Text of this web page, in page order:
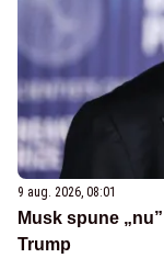
9 aug. 2026, 08:01
Musk spune
Trump